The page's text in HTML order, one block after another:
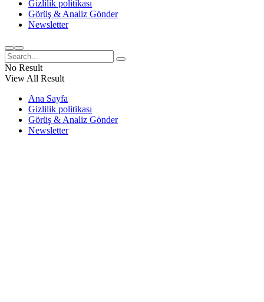
Gizlilik politikası
Görüş & Analiz Gönder
Newsletter
No Result
View All Result
Ana Sayfa
Gizlilik politikası
Görüş & Analiz Gönder
Newsletter